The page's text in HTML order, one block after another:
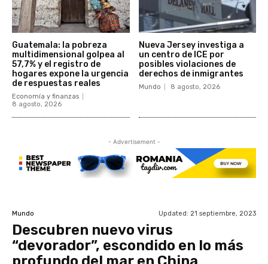
Guatemala: la pobreza
multidimensional golpea al
57,7% y el registro de
hogares expone la urgencia
de respuestas reales
Economía y finanzas
8 agosto, 2026
Nueva Jersey investiga a
un centro de ICE por
posibles violaciones de
derechos de inmigrantes
Mundo 8 agosto, 2026
- Advertisement -